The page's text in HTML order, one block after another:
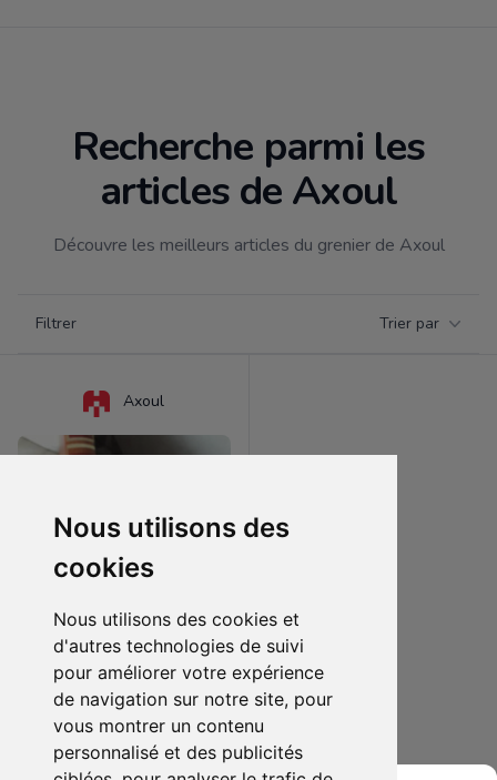
Nous utilisons des
cookies
Nous utilisons des cookies et
d'autres technologies de suivi
pour améliorer votre expérience
de navigation sur notre site, pour
vous montrer un contenu
personnalisé et des publicités
Recherche parmi les
articles de Axoul
Découvre les meilleurs articles du grenier de Axoul
Filtrer Trier par
Axoul
400.00 € 0
Integrale Dargaud 1981 Lucky Luke
Ajouter au lot